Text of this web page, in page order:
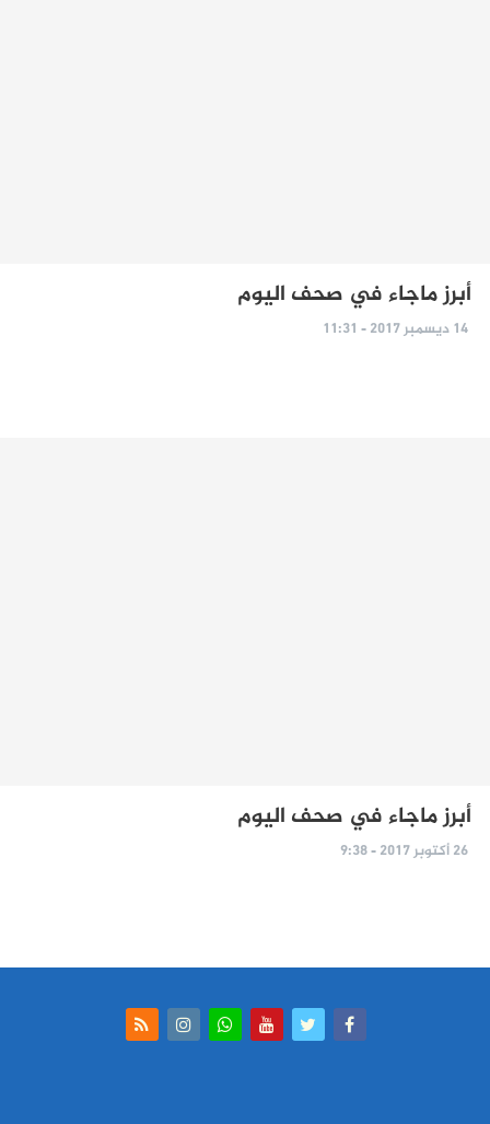
أبرز ماجاء في صحف اليوم
14 ديسمبر 2017 - 11:31
أبرز ماجاء في صحف اليوم
26 أكتوبر 2017 - 9:38